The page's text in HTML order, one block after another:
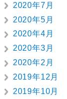
2020年7月
2020年5月
2020年4月
2020年3月
2020年2月
2019年12月
2019年10月